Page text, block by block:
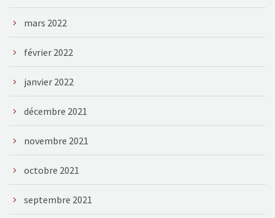
mars 2022
février 2022
janvier 2022
décembre 2021
novembre 2021
octobre 2021
septembre 2021